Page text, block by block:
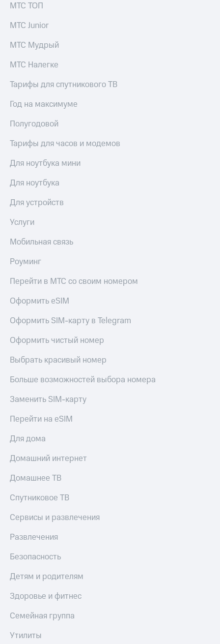
МТС ТОП
МТС Junior
МТС Мудрый
МТС Налегке
Тарифы для спутникового ТВ
Год на максимуме
Полугодовой
Тарифы для часов и модемов
Для ноутбука мини
Для ноутбука
Для устройств
Услуги
Мобильная связь
Роуминг
Перейти в МТС со своим номером
Оформить eSIM
Оформить SIM-карту в Telegram
Оформить чистый номер
Выбрать красивый номер
Больше возможностей выбора номера
Заменить SIM-карту
Перейти на eSIM
Для дома
Домашний интернет
Домашнее ТВ
Спутниковое ТВ
Сервисы и развлечения
Развлечения
Безопасность
Детям и родителям
Здоровье и фитнес
Семейная группа
Утилиты